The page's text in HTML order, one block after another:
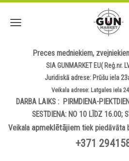
Preces medniekiem,
SIA GUNMARKET EU( Reģ.nr.
Juridiskā adrese: Prūšu iela
Veikala adrese: Latgales iela
DARBA LAIKS : PIRMDIENA-
SESTDIENA: NO 10 LĪDZ 16.00;
Veikala apmeklētājiemtiek piedāvāta
+371